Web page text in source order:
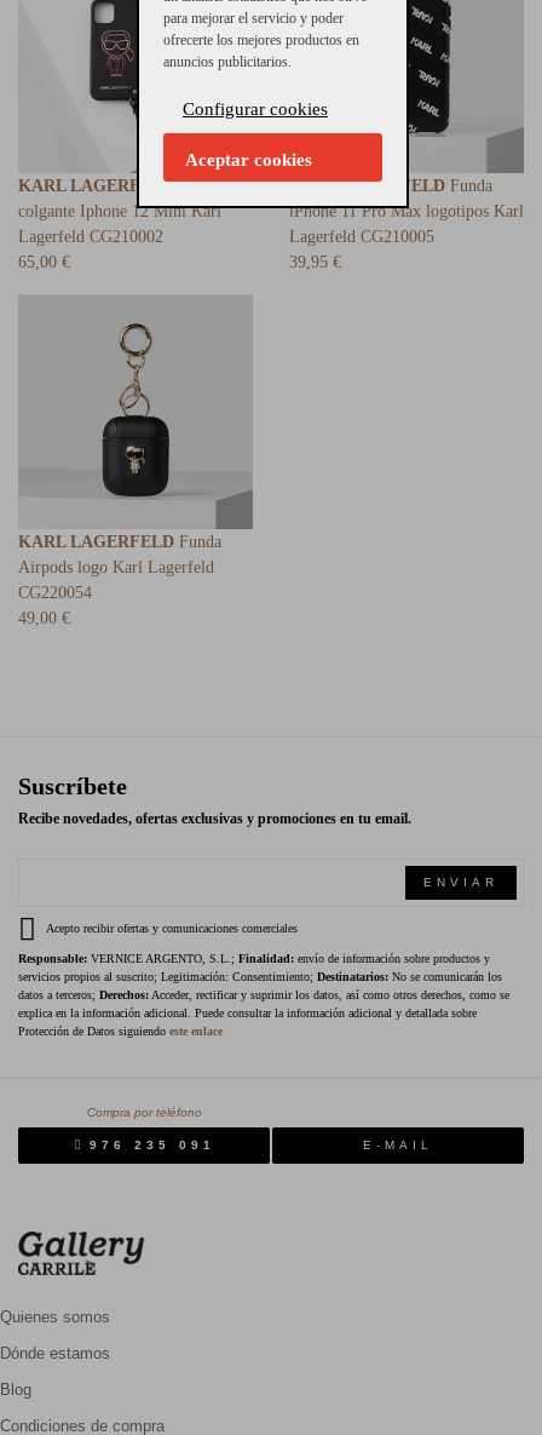
KARL LAGERFELDFunda
colgante Iphone 12 Mini Karl
Lagerfeld CG210002
65,00 €
KARL LAGERFELD Funda
iPhone 11 Pro Max logotipos Karl
Lagerfeld CG210005
39,95 €
KARL LAGERFELD Funda
Airpods logo Karl Lagerfeld
CG220054
49,00 €
Suscríbete
Recibe novedades, ofertas exclusivas y promociones en tu email.
ENVIAR
Acepto recibir ofertas y comunicaciones comerciales
Responsable: VERNICE ARGENTO, S.L.; Finalidad: envío de información sobre productos y
servicios propios al suscrito; Legitimación: Consentimiento; Destinatarios: No se comunicarán los
datos a terceros; Derechos: Acceder, rectificar y suprimir los datos, así como otros derechos, como se
explica en la información adicional. Puede consultar la información adicional y detallada sobre
Protección de Datos siguiendo este enlace
Compra por teléfono
976 235 091 E-MAIL
Quienes somos
Dónde estamos
Blog
Condiciones de compra
para mejorar el servicio y poder
ofrecerte los mejores productos en
anuncios publicitarios.
Configurar cookies
Aceptar cookies